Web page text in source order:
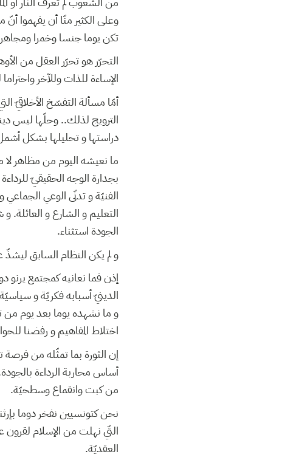
وعلى الكثير منّا أن يفهموا
تكن يوما جنسا وخمرا
التحرّر هو تحرّر العقل من
الإساءة للذات وللآخر
أمّا مسألة التفسّخ الأخلاقيّ
الترويج لذلك.. وحلّها ليس
دراستها و تحليلها بشكل
ما نعيشه اليوم من مظاهر لا
بجدارة الوجه الحقيقيّ
الفنيّة و تدنّى الوعي
التعليم و الشارع و العائلة.
الجودة استثناء.
و لم يكن النظام السابق
إذن فما نعانيه كمجتمع يرنو
الدينيّ أسبابه فكريّة و
و ما نشهده يوما بعد يوم من
اختلاط المفاهيم و رفضنا
إن الثورة بما تمثّله من
أساس محاربة الرداءة
من كبت وانقماع وسطحيّة.
نحن كتونسيين نفخر دوما
التّي نهلت من الإسلام لقرون
العقديّة.